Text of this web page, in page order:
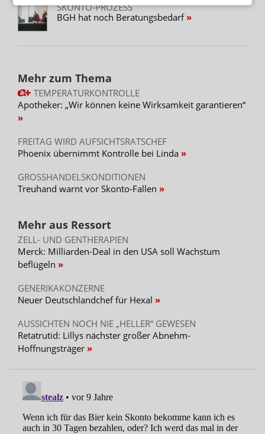
SKONTO-PROZESS
BGH hat noch Beratungsbedarf
Mehr zum Thema
TEMPERATURKONTROLLE
Apotheker: „Wir können keine Wirksamkeit garantieren“
FREITAG WIRD AUFSICHTSRATSCHEF
Phoenix übernimmt Kontrolle bei Linda
GROSSHANDELSKONDITIONEN
Treuhand warnt vor Skonto-Fallen
Mehr aus Ressort
ZELL- UND GENTHERAPIEN
Merck: Milliarden-Deal in den USA soll Wachstum
beflügeln
GENERIKAKONZERNE
Neuer Deutschlandchef für Hexal
AUSSICHTEN NOCH NIE „HELLER“ GEWESEN
Retatrutid: Lillys nächster großer Abnehm-
Hoffnungsträger